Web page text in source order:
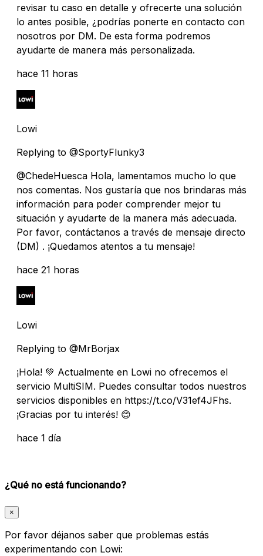
revisar tu caso en detalle y ofrecerte una solución
lo antes posible, ¿podrías ponerte en contacto con
nosotros por DM. De esta forma podremos
ayudarte de manera más personalizada.
hace 11 horas
Lowi
Replying to @SportyFlunky3
@ChedeHuesca Hola, lamentamos mucho lo que
nos comentas. Nos gustaría que nos brindaras más
información para poder comprender mejor tu
situación y ayudarte de la manera más adecuada.
Por favor, contáctanos a través de mensaje directo
(DM) . ¡Quedamos atentos a tu mensaje!
hace 21 horas
Lowi
Replying to @MrBorjax
¡Hola! 💚 Actualmente en Lowi no ofrecemos el
servicio MultiSIM. Puedes consultar todos nuestros
servicios disponibles en https://t.co/V31ef4JFhs.
¡Gracias por tu interés! 😊
hace 1 día
¿Qué no está funcionando?
×
Por favor déjanos saber que problemas estás
experimentando con Lowi: